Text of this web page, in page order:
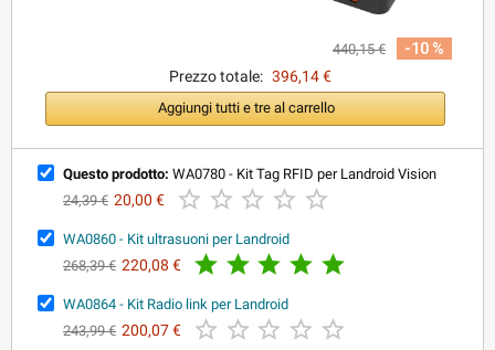
440,15 €
-10 %
Prezzo totale: 396,14 €
Aggiungi tutti e tre al carrello
Questo prodotto: WA0780 - Kit Tag RFID per Landroid Vision
24,39 € 20,00 €     
WA0860 - Kit ultrasuoni per Landroid
268,39 € 220,08 €     
WA0864 - Kit Radio link per Landroid
243,99 € 200,07 €     